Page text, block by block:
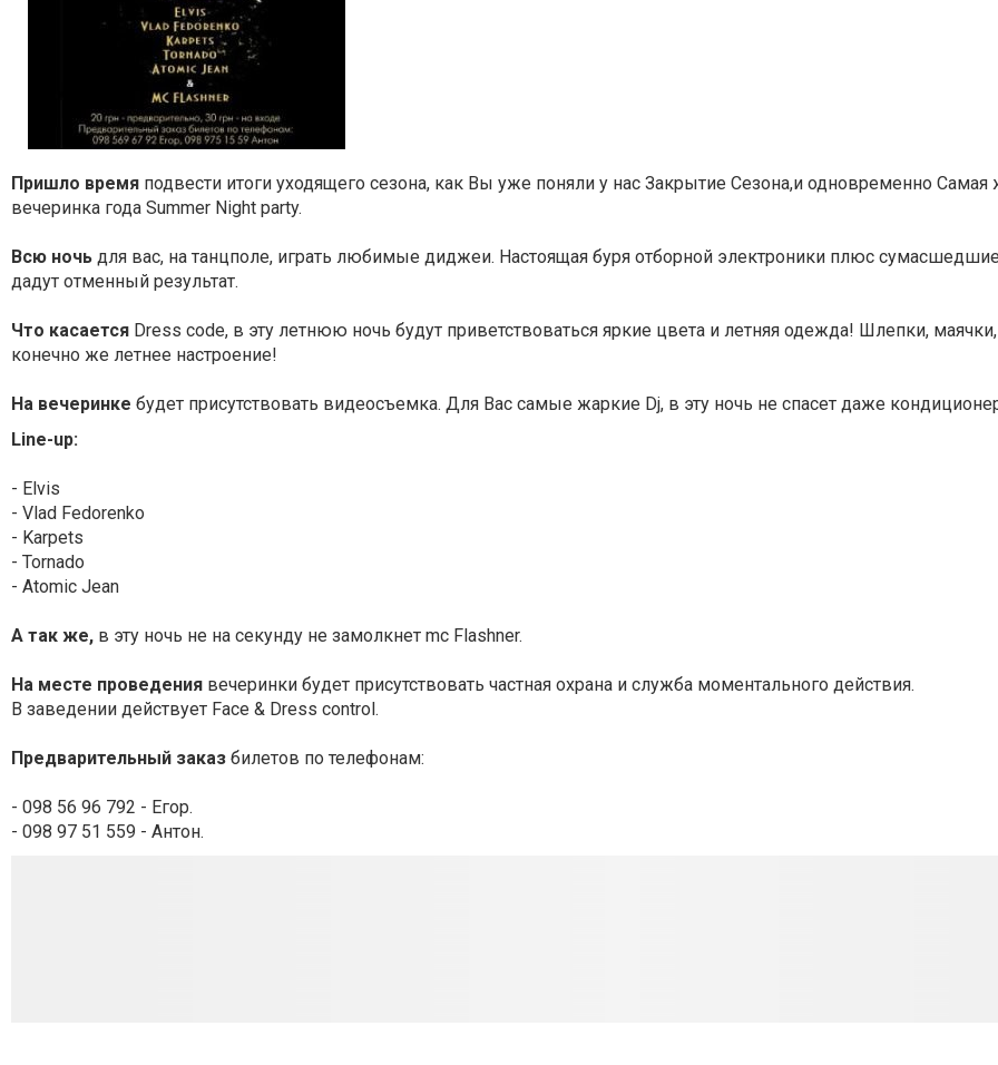
Пришло время подвести итоги уходящего сезона, как Вы уже поняли у нас Закрытие Сезона,и одновременно Самая
вечеринка года Summer Night party.
Всю ночь для вас, на танцполе, играть любимые диджеи. Настоящая буря отборной электроники плюс
дадут отменный результат.
Что касается Dress code, в эту летнюю ночь будут приветствоваться яркие цвета и летняя одежда! Шлепки,
конечно же летнее настроение!
На вечеринке будет присутствовать видеосъемка. Для Вас самые жаркие Dj, в эту ночь не спасет даже
Line-up:
- Elvis
- Vlad Fedorenko
- Karpets
- Tornado
- Atomic Jean
А так же, в эту ночь не на секунду не замолкнет mc Flashner.
На месте проведения вечеринки будет присутствовать частная охрана и служба моментального действия.
В заведении действует Face & Dress control.
Предварительный заказ билетов по телефонам:
- 098 56 96 792 - Егор.
- 098 97 51 559 - Антон.